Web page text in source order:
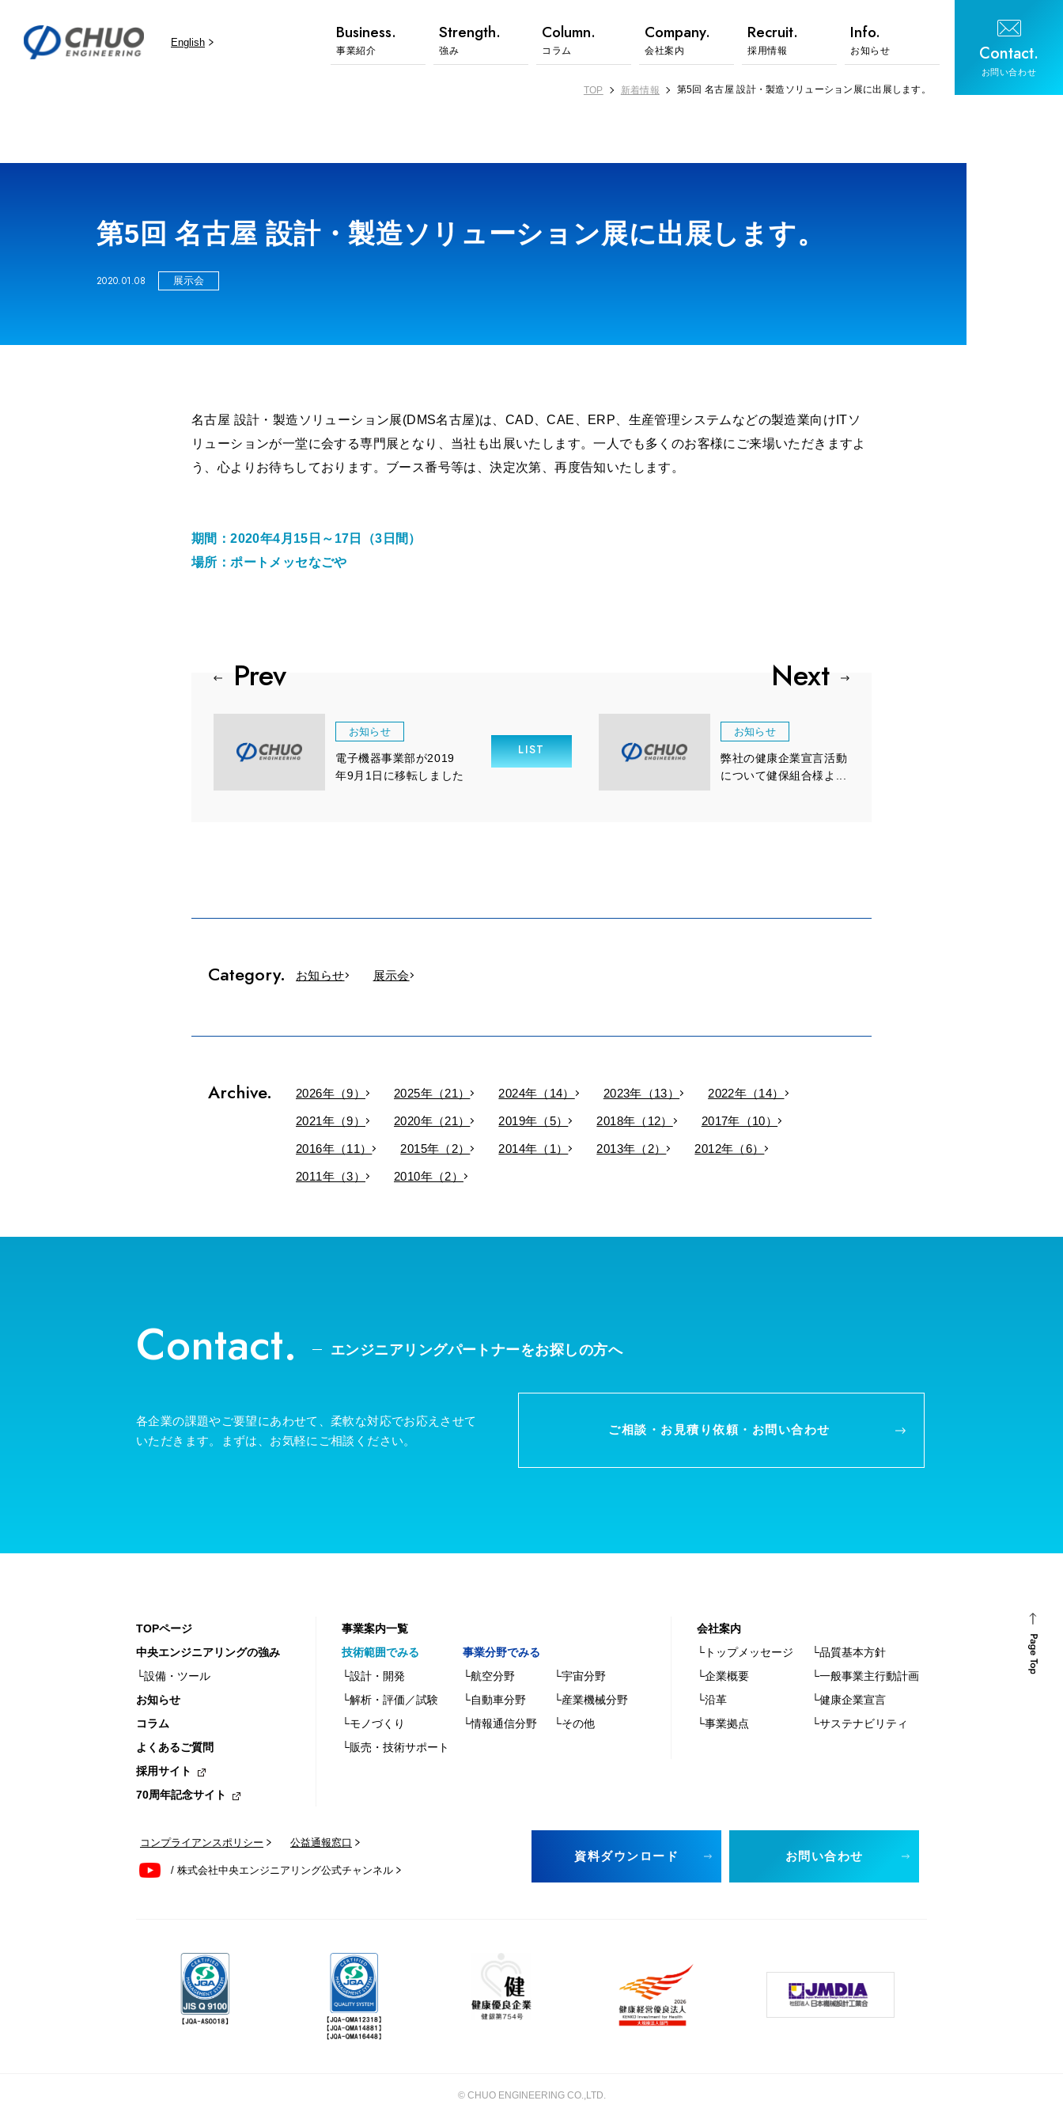
English Business.
事業紹介
Strength.
強み
Column.
コラム
Company.
会社案内
Recruit.
採用情報
Info.
お知らせ Contact.
お問い合わせ
TOP 新着情報 第5回 名古屋 設計・製造ソリューション展に出展します。
第5回 名古屋 設計・製造ソリューション展に出展します。
2020.01.08 展示会
名古屋 設計・製造ソリューション展(DMS名古屋)は、CAD、CAE、ERP、生産管理システムなどの製造業向けITソ
リューションが一堂に会する専門展となり、当社も出展いたします。一人でも多くのお客様にご来場いただきますよ
う、心よりお待ちしております。ブース番号等は、決定次第、再度告知いたします。
期間：2020年4月15日～17日（3日間）
場所：ポートメッセなごや
お知らせ
電子機器事業部が2019
年9月1日に移転しました
お知らせ
弊社の健康企業宣言活動
について健保組合様よ...
LIST
Category. お知らせ 展示会
Archive. 2026年（9） 2025年（21） 2024年（14） 2023年（13） 2022年（14）
2021年（9） 2020年（21） 2019年（5） 2018年（12） 2017年（10）
2016年（11） 2015年（2） 2014年（1） 2013年（2） 2012年（6）
2011年（3） 2010年（2）
Contact. エンジニアリングパートナーをお探しの方へ
各企業の課題やご要望にあわせて、柔軟な対応でお応えさせて
いただきます。まずは、お気軽にご相談ください。
ご相談・お見積り依頼・ お問い合わせ
TOPページ
中央エンジニアリングの強み
└設備・ツール
お知らせ
コラム
よくあるご質問
採用サイト
70周年記念サイト
事業案内一覧
技術範囲でみる
└設計・開発
└解析・評価／試験
└モノづくり
└販売・技術サポート
事業分野でみる
└航空分野
└宇宙分野
└自動車分野
└産業機械分野
└情報通信分野
└その他
会社案内
└トップメッセージ
└品質基本方針
└企業概要
└一般事業主行動計画
└沿革
└健康企業宣言
└事業拠点
└サステナビリティ
コンプライアンスポリシー 公益通報窓口
/ 株式会社中央エンジニアリング公式チャンネル
資料ダウンロード お問い合わせ
©︎ CHUO ENGINEERING CO.,LTD.